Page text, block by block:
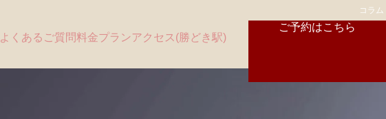
コラム
よくあるご質問料金プランアクセス(勝どき駅)
ご予約はこちら